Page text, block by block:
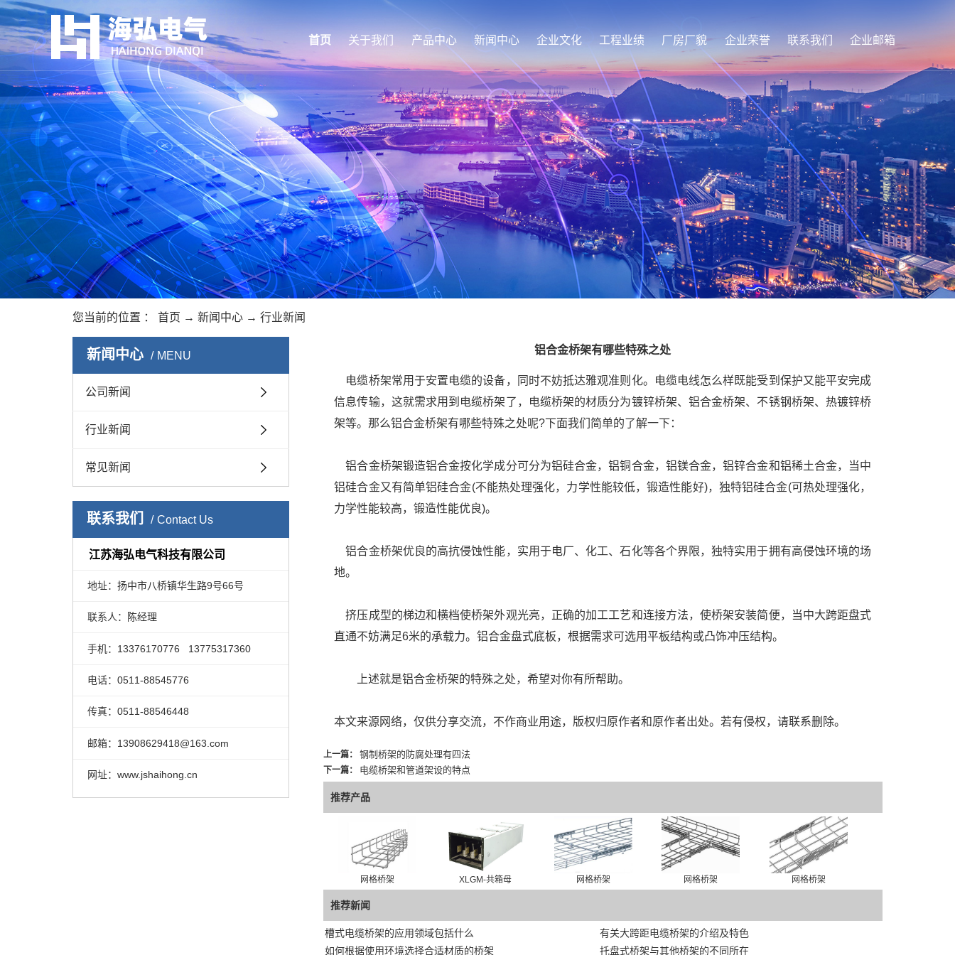
首页 关于我们 产品中心 新闻中心 企业文化 工程业绩 厂房厂貌 企业荣誉 联系我们 企业邮箱
您当前的位置 ： 首页 → 新闻中心 → 行业新闻
新闻中心 MENU
公司新闻
行业新闻
常见新闻
联系我们 Contact Us
江苏海弘电气科技有限公司
地址：扬中市八桥镇华生路9号66号
联系人：陈经理
手机：13376170776 13775317360
电话：0511-88545776
传真：0511-88546448
邮箱：13908629418@163.com
网址：www.jshaihong.cn
铝合金桥架有哪些特殊之处
电缆桥架常用于安置电缆的设备，同时不妨抵达雅观准则化。电缆电线怎么样既能受到保护又能平安完成
信息传输，这就需求用到电缆桥架了，电缆桥架的材质分为镀锌桥架、铝合金桥架、不锈钢桥架、热镀锌桥
架等。那么铝合金桥架有哪些特殊之处呢?下面我们简单的了解一下：
铝合金桥架锻造铝合金按化学成分可分为铝硅合金，铝铜合金，铝镁合金，铝锌合金和铝稀土合金，当中
铝硅合金又有简单铝硅合金(不能热处理强化，力学性能较低，锻造性能好)，独特铝硅合金(可热处理强化，
力学性能较高，锻造性能优良)。
铝合金桥架优良的高抗侵蚀性能，实用于电厂、化工、石化等各个界限，独特实用于拥有高侵蚀环境的场
地。
挤压成型的梯边和横档使桥架外观光亮，正确的加工工艺和连接方法，使桥架安装简便，当中大跨距盘式
直通不妨满足6米的承载力。铝合金盘式底板，根据需求可选用平板结构或凸饰冲压结构。
上述就是铝合金桥架的特殊之处，希望对你有所帮助。
本文来源网络，仅供分享交流，不作商业用途，版权归原作者和原作者出处。若有侵权，请联系删除。
上一篇： 钢制桥架的防腐处理有四法
下一篇： 电缆桥架和管道架设的特点
推荐产品
网格桥架 XLGM-共箱母 网格桥架 网格桥架 网格桥架
推荐新闻
槽式电缆桥架的应用领域包括什么
有关大跨距电缆桥架的介绍及特色
如何根据使用环境选择合适材质的桥架
托盘式桥架与其他桥架的不同所在